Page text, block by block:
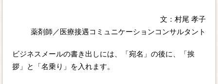
文：村尾 孝子
薬剤師／医療接遇コミュニケーションコンサルタント
ビジネスメールの書き出しには、「宛名」の後に、「挨
拶」と「名乗り」を入れます。